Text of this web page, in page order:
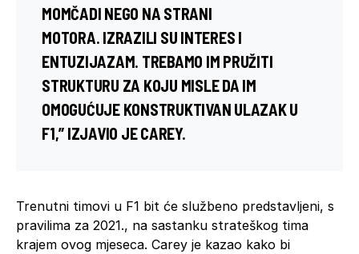
MOMČADI NEGO NA STRANI
MOTORA. IZRAZILI SU INTERES I
ENTUZIJAZAM. TREBAMO IM PRUŽITI
STRUKTURU ZA KOJU MISLE DA IM
OMOGUĆUJE KONSTRUKTIVAN ULAZAK U
F1,” IZJAVIO JE CAREY.
Trenutni timovi u F1 bit će službeno predstavljeni, s
pravilima za 2021., na sastanku strateškog tima
krajem ovog mjeseca. Carey je kazao kako bi